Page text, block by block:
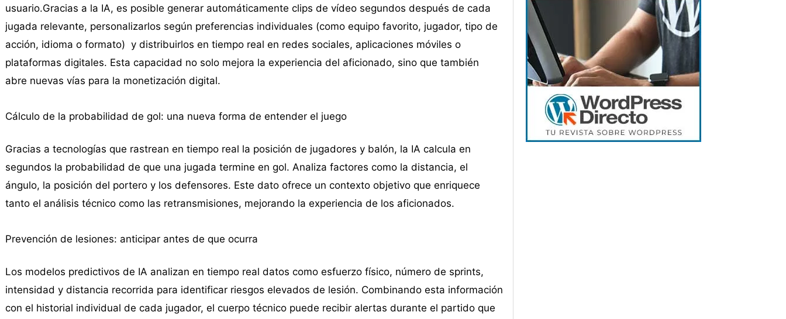
usuario.Gracias a la IA, es posible generar automáticamente clips de vídeo segundos después de cada
jugada relevante, personalizarlos según preferencias individuales (como equipo favorito, jugador, tipo de
acción, idioma o formato) y distribuirlos en tiempo real en redes sociales, aplicaciones móviles o
plataformas digitales. Esta capacidad no solo mejora la experiencia del aficionado, sino que también
abre nuevas vías para la monetización digital.
Cálculo de la probabilidad de gol: una nueva forma de entender el juego
Gracias a tecnologías que rastrean en tiempo real la posición de jugadores y balón, la IA calcula en
segundos la probabilidad de que una jugada termine en gol. Analiza factores como la distancia, el
ángulo, la posición del portero y los defensores. Este dato ofrece un contexto objetivo que enriquece
tanto el análisis técnico como las retransmisiones, mejorando la experiencia de los aficionados.
Prevención de lesiones: anticipar antes de que ocurra
Los modelos predictivos de IA analizan en tiempo real datos como esfuerzo físico, número de sprints,
intensidad y distancia recorrida para identificar riesgos elevados de lesión. Combinando esta información
con el historial individual de cada jugador, el cuerpo técnico puede recibir alertas durante el partido que